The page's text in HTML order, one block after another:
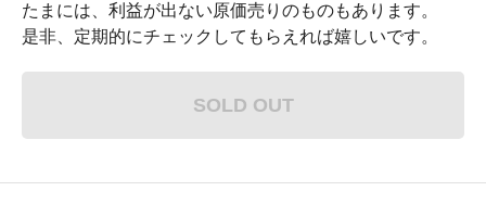
たまには、利益が出ない原価売りのものもあります。
是非、定期的にチェックしてもらえれば嬉しいです。
SOLD OUT